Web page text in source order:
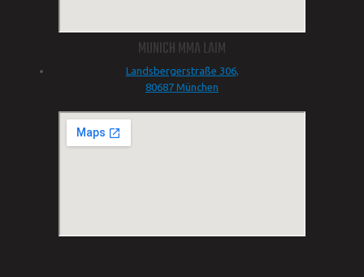
MUNICH MMA LAIM
Landsbergerstraße 306,
80687 München